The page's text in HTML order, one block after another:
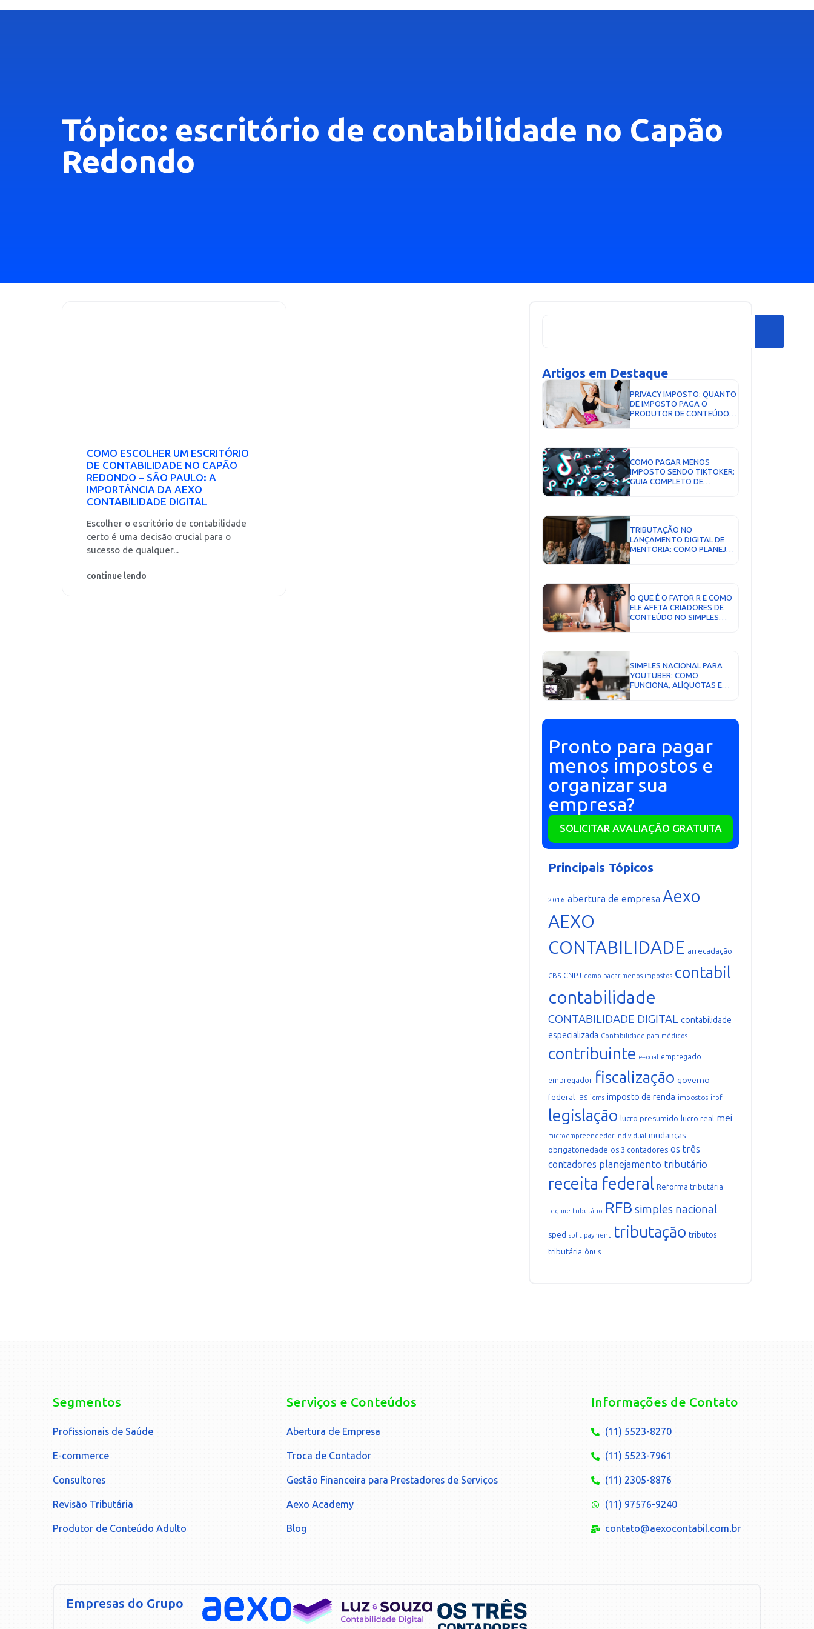
Tópico: escritório de contabilidade no Capão
Redondo
COMO ESCOLHER UM ESCRITÓRIO
DE CONTABILIDADE NO CAPÃO
REDONDO – SÃO PAULO: A
IMPORTÂNCIA DA AEXO
CONTABILIDADE DIGITAL
Escolher o escritório de contabilidade
certo é uma decisão crucial para o
sucesso de qualquer...
continue lendo
Artigos em Destaque
PRIVACY IMPOSTO: QUANTO
DE IMPOSTO PAGA O
PRODUTOR DE CONTEÚDO E
COMO EMITIR NOTA FISCAL...
COMO PAGAR MENOS
IMPOSTO SENDO TIKTOKER:
GUIA COMPLETO DE
TRIBUTAÇÃO EM 2026...
TRIBUTAÇÃO NO
LANÇAMENTO DIGITAL DE
MENTORIA: COMO PLANEJAR
E PAGAR MENOS IMPOSTO...
O QUE É O FATOR R E COMO
ELE AFETA CRIADORES DE
CONTEÚDO NO SIMPLES
NACIONAL...
SIMPLES NACIONAL PARA
YOUTUBER: COMO
FUNCIONA, ALÍQUOTAS E
FATOR R...
Pronto para pagar
menos impostos e
organizar sua
empresa?
SOLICITAR AVALIAÇÃO GRATUITA
Principais Tópicos
2016 abertura de empresa Aexo
AEXO
CONTABILIDADE arrecadação
CBS CNPJ como pagar menos impostos contabil
contabilidade
CONTABILIDADE DIGITAL contabilidade
especializada Contabilidade para médicos
contribuinte e-social empregado
empregador fiscalização governo
federal IBS icms imposto de renda impostos irpf
legislação lucro presumido lucro real mei
microempreendedor individual mudanças
obrigatoriedade os 3 contadores os três
contadores planejamento tributário
receita federal Reforma tributária
regime tributário RFB simples nacional
sped split payment tributação tributos
tributária ônus
Segmentos
Profissionais de Saúde
E-commerce
Consultores
Revisão Tributária
Produtor de Conteúdo Adulto
Serviços e Conteúdos
Abertura de Empresa
Troca de Contador
Gestão Financeira para Prestadores de Serviços
Aexo Academy
Blog
Informações de Contato
(11) 5523-8270
(11) 5523-7961
(11) 2305-8876
(11) 97576-9240
contato@aexocontabil.com.br
Empresas do Grupo